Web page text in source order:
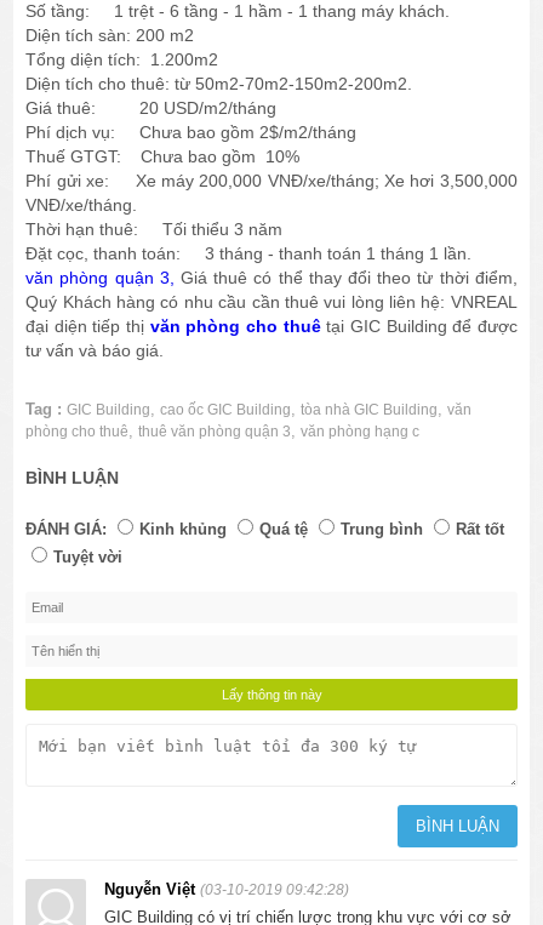
Số tầng: 1 trệt - 6 tầng - 1 hầm - 1 thang máy khách.
Diện tích sàn: 200 m2
Tổng diện tích: 1.200m2
Diện tích cho thuê: từ 50m2-70m2-150m2-200m2.
Giá thuê: 20 USD/m2/tháng
Phí dịch vụ: Chưa bao gồm 2$/m2/tháng
Thuế GTGT: Chưa bao gồm 10%
Phí gửi xe: Xe máy 200,000 VNĐ/xe/tháng; Xe hơi 3,500,000
VNĐ/xe/tháng.
Thời hạn thuê: Tối thiểu 3 năm
Đặt cọc, thanh toán: 3 tháng - thanh toán 1 tháng 1 lần.
văn phòng quận 3, Giá thuê có thể thay đổi theo từ thời điểm,
Quý Khách hàng có nhu cầu cần thuê vui lòng liên hệ: VNREAL
đại diện tiếp thị văn phòng cho thuêtại GIC Building để được
tư vấn và báo giá.
Tag : GIC Building,cao ốc GIC Building,tòa nhà GIC Building,văn
phòng cho thuê,thuê văn phòng quận 3,văn phòng hạng c
BÌNH LUẬN
ĐÁNH GIÁ: Kinh khủng Quá tệ Trung bình
Rất tốt
Tuyệt vời
Nguyễn Việt(03-10-2019 09:42:28)
GIC Building có vị trí chiến lược trong khu vực với cơ sở